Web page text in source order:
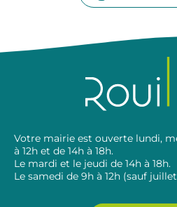
Votre mairie est ouverte lundi,
à 12h et de 14h à 18h.
Le mardi et le jeudi de 14h à 18h.
Le samedi de 9h à 12h (sauf